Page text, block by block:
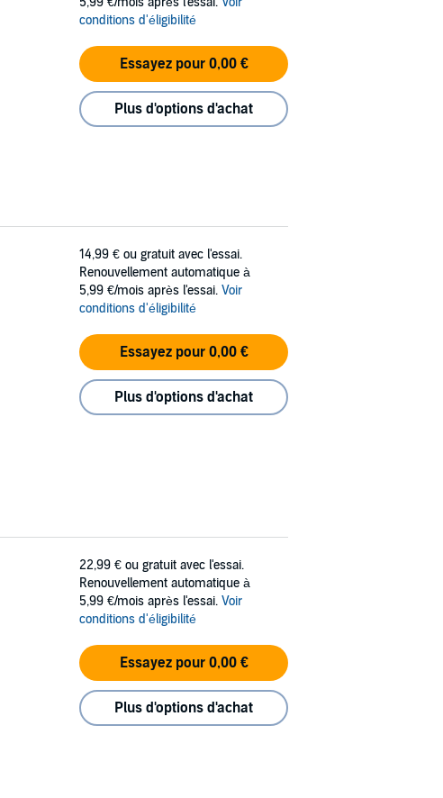
conditions d'éligibilité
Essayez pour 0,00 €
Plus d'options d'achat
14,99 € ou gratuit avec l'essai.
Renouvellement automatique à
5,99 €/mois après l'essai. Voir
conditions d'éligibilité
Essayez pour 0,00 €
Plus d'options d'achat
22,99 € ou gratuit avec l'essai.
Renouvellement automatique à
5,99 €/mois après l'essai. Voir
conditions d'éligibilité
Essayez pour 0,00 €
Plus d'options d'achat